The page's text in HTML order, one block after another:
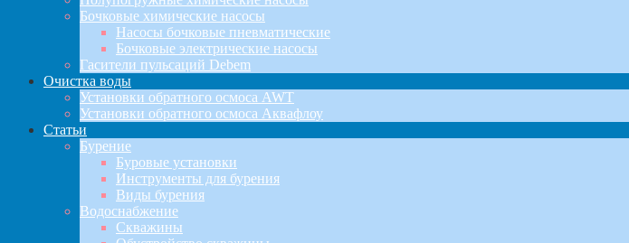
Бочковые химические насосы
Насосы бочковые пневматические
Бочковые электрические насосы
Гасители пульсаций Debem
Очистка воды
Установки обратного осмоса AWT
Установки обратного осмоса Аквафлоу
Статьи
Бурение
Буровые установки
Инструменты для бурения
Виды бурения
Водоснабжение
Скважины